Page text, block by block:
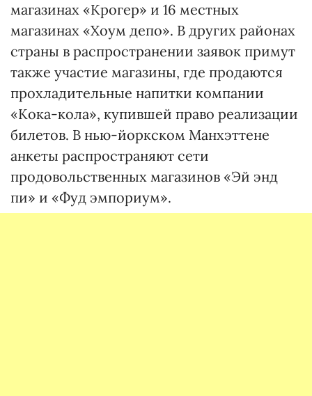
магазинах «Крогер» и 16 местных
магазинах «Хоум депо». В других районах
страны в распространении заявок примут
также участие магазины, где продаются
прохладительные напитки компании
«Кока-кола», купившей право реализации
билетов. В нью-йоркском Манхэттене
анкеты распространяют сети
продовольственных магазинов «Эй энд
пи» и «Фуд эмпориум».